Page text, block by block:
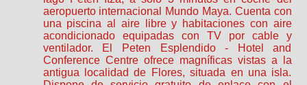
aeropuerto internacional Mundo Maya. Cuenta con
una piscina al aire libre y habitaciones con aire
acondicionado equipadas con TV por cable y
ventilador. El Peten Esplendido - Hotel and
Conference Centre ofrece magníficas vistas a la
antigua localidad de Flores, situada en una isla.